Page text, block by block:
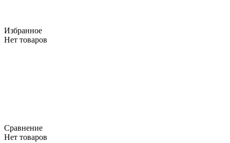
Избранное
Нет товаров
Сравнение
Нет товаров